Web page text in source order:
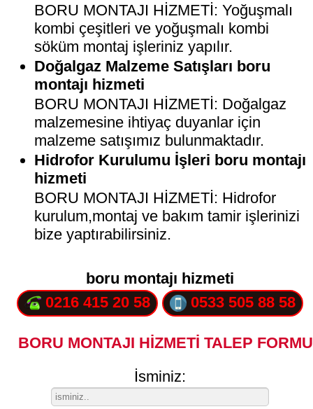
BORU MONTAJI HİZMETİ: Yoğuşmalı
kombi çeşitleri ve yoğuşmalı kombi
söküm montaj işleriniz yapılır.
Doğalgaz Malzeme Satışları boru
montajı hizmeti
BORU MONTAJI HİZMETİ: Doğalgaz
malzemesine ihtiyaç duyanlar için
malzeme satışımız bulunmaktadır.
Hidrofor Kurulumu İşleri boru montajı
hizmeti
BORU MONTAJI HİZMETİ: Hidrofor
kurulum,montaj ve bakım tamir işlerinizi
bize yaptırabilirsiniz.
boru montajı hizmeti
0216 415 20 58
0533 505 88 58
BORU MONTAJI HİZMETİ TALEP FORMU
İsminiz: